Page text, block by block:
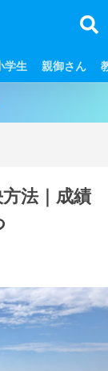
学生 親御さん
法｜成績